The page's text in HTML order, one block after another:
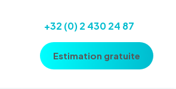
+32 (0) 2 430 24 87
Estimation gratuite